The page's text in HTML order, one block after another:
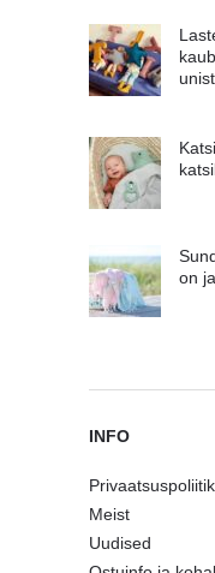
on
INFO
Meist
Uudised